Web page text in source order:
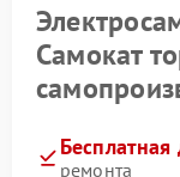
Самокат
Бесплатная
ремонта